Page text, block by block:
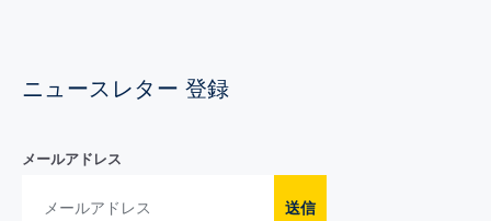
ニュースレター 登録
メールアドレス
送信